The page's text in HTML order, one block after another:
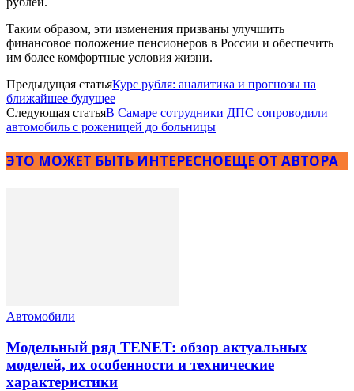
Таким образом, эти изменения призваны улучшить
финансовое положение пенсионеров в России и обеспечить
им более комфортные условия жизни.
Предыдущая статьяКурс рубля: аналитика и прогнозы на
ближайшее будущее
Следующая статьяВ Самаре сотрудники ДПС сопроводили
автомобиль с роженицей до больницы
ЭТО МОЖЕТ БЫТЬ ИНТЕРЕСНОЕЩЕ ОТ АВТОРА
Автомобили
Модельный ряд TENET: обзор актуальных
моделей, их особенности и технические
характеристики